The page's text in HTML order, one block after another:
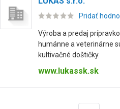
Pridať
Výroba a predaj
humánne a veterinárne
kultivačné doštičky.
www.lukassk.sk